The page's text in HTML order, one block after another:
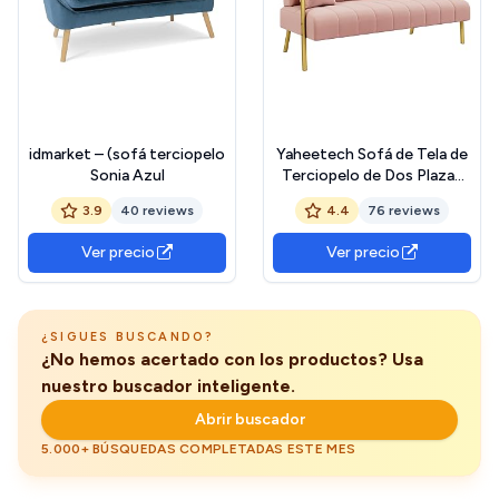
idmarket – (sofá terciopelo
Sonia Azul
3.9 40 reviews
Ver precio
Yaheetech Sofá de Tela de
Terciopelo de Dos Plazas
con Reposabrazos y Patas
de Metal Loveseat
Moderno con 2 Cojines
para Salón/Dormitorio Rosa
4.4 76 reviews
Ver precio
¿SIGUES BUSCANDO?
¿No hemos acertado con los productos? Usa
nuestro buscador inteligente.
Abrir buscador
5.000+ BÚSQUEDAS COMPLETADAS ESTE MES